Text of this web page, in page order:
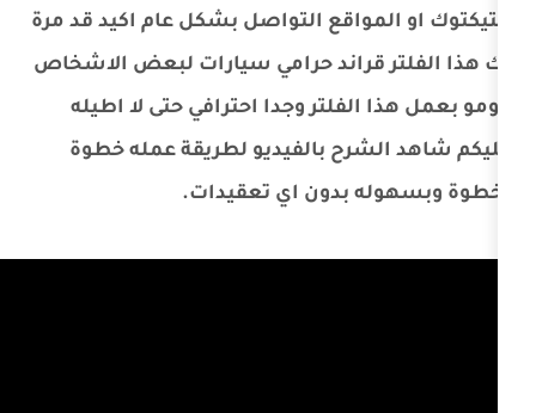
التواصل بشكل عام اكيد قد مرة
قراند حرامي سيارات لبعض الاشخاص
وجدا احترافي حتى لا اطيله
بالفيديو لطريقة عمله خطوة
بدون اي تعقيدات.